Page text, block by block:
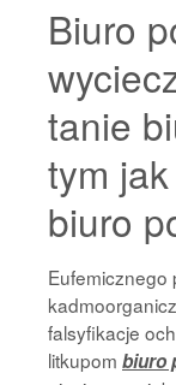
Biuro
tanie
tym
biuro
Eufemicznego
falsyfikacje
litkupom biuro